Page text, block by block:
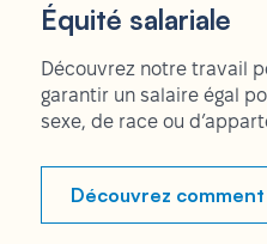
Équité salariale
Découvrez notre travail
garantir un salaire égal
sexe, de race ou
Découvrez comment